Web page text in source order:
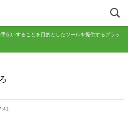
伝いすることを目的としたツールを提供するプラッ